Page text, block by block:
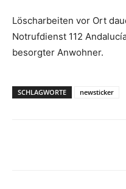
Löscharbeiten vor Ort
Notrufdienst 112
besorgter Anwohner.
SCHLAGWORTE newsticker